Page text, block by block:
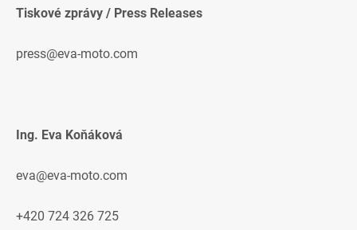
Tiskové zprávy / Press Releases
press@eva-moto.com
Ing. Eva Koňáková
eva@eva-moto.com
+420 724 326 725